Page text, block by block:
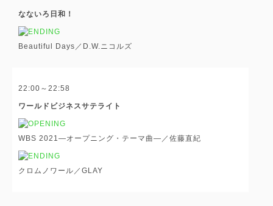
なないろ日和！
Beautiful Days／D.W.ニコルズ
22:00～22:58
ワールドビジネスサテライト
WBS 2021―オープニング・テーマ曲―／佐藤直紀
クロムノワール／GLAY